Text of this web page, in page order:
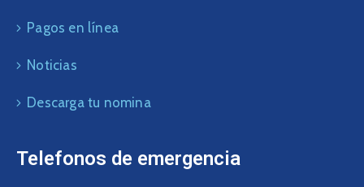
Pagos en línea
Noticias
Descarga tu nomina
Telefonos de emergencia